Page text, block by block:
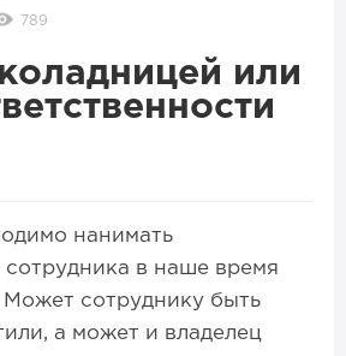
789
или
нанимать
в наше время
Может сотруднику быть
а может и владелец